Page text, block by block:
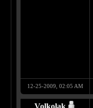
12-25-2009, 02:05 AM
Volkolak